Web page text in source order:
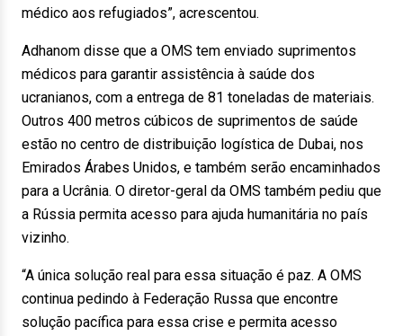
médico aos refugiados”, acrescentou.
Adhanom disse que a OMS tem enviado suprimentos
médicos para garantir assistência à saúde dos
ucranianos, com a entrega de 81 toneladas de materiais.
Outros 400 metros cúbicos de suprimentos de saúde
estão no centro de distribuição logística de Dubai, nos
Emirados Árabes Unidos, e também serão encaminhados
para a Ucrânia. O diretor-geral da OMS também pediu que
a Rússia permita acesso para ajuda humanitária no país
vizinho.
“A única solução real para essa situação é paz. A OMS
continua pedindo à Federação Russa que encontre
solução pacífica para essa crise e permita acesso